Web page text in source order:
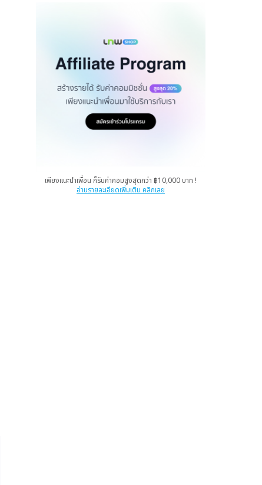
เพียงแนะนำเพื่อน ก็รับค่าคอมสูงสุดกว่า ฿10,000 บาท !
อ่านรายละเอียดเพิ่มเติม คลิกเลย